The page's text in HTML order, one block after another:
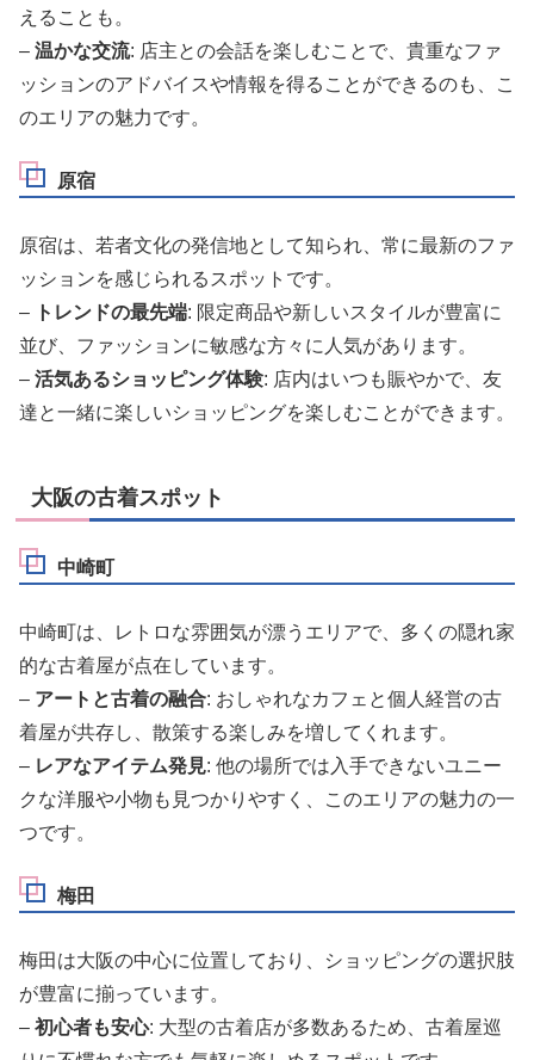
えることも。
– 温かな交流: 店主との会話を楽しむことで、貴重なファ
ッションのアドバイスや情報を得ることができるのも、こ
のエリアの魅力です。
原宿
原宿は、若者文化の発信地として知られ、常に最新のファ
ッションを感じられるスポットです。
–
トレンドの最先端: 限定商品や新しいスタイルが豊富に
並び、ファッションに敏感な方々に人気があります。
– 活気あるショッピング体験: 店内はいつも賑やかで、友
達と一緒に楽しいショッピングを楽しむことができます。
大阪の古着スポット
中崎町
中崎町は、レトロな雰囲気が漂うエリアで、多くの隠れ家
的な古着屋が点在しています。
– アートと古着の融合: おしゃれなカフェと個人経営の古
着屋が共存し、散策する楽しみを増してくれます。
– レアなアイテム発見: 他の場所では入手できないユニー
クな洋服や小物も見つかりやすく、このエリアの魅力の一
つです。
梅田
梅田は大阪の中心に位置しており、ショッピングの選択肢
が豊富に揃っています。
– 初心者も安心: 大型の古着店が多数あるため、古着屋巡